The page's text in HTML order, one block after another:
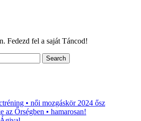
Fedezd fel a saját Táncod!
• női mozgáskör 2024 ősz
az Őrségben • hamarosan!